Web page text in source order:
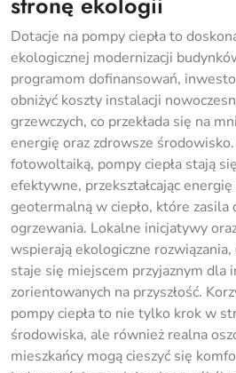
Dotacje na pompy ciepła to
ekologicznej modernizacji
programom dofinansowań,
obniżyć koszty instalacji
grzewczych, co przekłada się na
energię oraz zdrowsze
fotowoltaiką, pompy ciepła stają
efektywne, przekształcając
geotermalną w ciepło, które
ogrzewania. Lokalne inicjatywy
wspierają ekologiczne rozwiązania,
staje się miejscem przyjaznym dla
zorientowanych na przyszłość.
pompy ciepła to nie tylko krok w
środowiska, ale również realna
mieszkańcy mogą cieszyć się